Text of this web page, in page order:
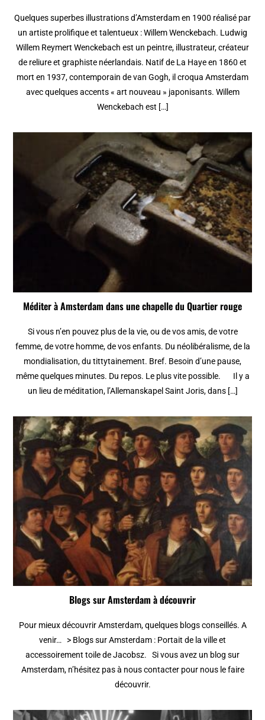
Quelques superbes illustrations d’Amsterdam en 1900 réalisé par
un artiste prolifique et talentueux : Willem Wenckebach. Ludwig
Willem Reymert Wenckebach est un peintre, illustrateur, créateur
de reliure et graphiste néerlandais. Natif de La Haye en 1860 et
mort en 1937, contemporain de van Gogh, il croqua Amsterdam
avec quelques accents « art nouveau » japonisants. Willem
Wenckebach est […]
Méditer à Amsterdam dans une chapelle du Quartier rouge
Si vous n’en pouvez plus de la vie, ou de vos amis, de votre
femme, de votre homme, de vos enfants. Du néolibéralisme, de la
mondialisation, du tittytainement. Bref. Besoin d’une pause,
même quelques minutes. Du repos. Le plus vite possible. Il y a
un lieu de méditation, l’Allemanskapel Saint Joris, dans […]
Blogs sur Amsterdam à découvrir
Pour mieux découvrir Amsterdam, quelques blogs conseillés. A
venir… > Blogs sur Amsterdam : Portait de la ville et
accessoirement toile de Jacobsz. Si vous avez un blog sur
Amsterdam, n’hésitez pas à nous contacter pour nous le faire
découvrir.